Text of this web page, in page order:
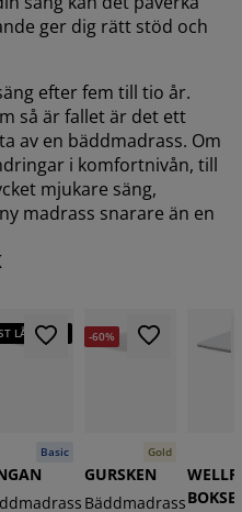
ger dig rätt stöd och
efter fem till tio år.
så är fallet är det ett
av en bäddmadrass. Om
i komfortnivån, till
mjukare säng,
madrass snarare än en
LÅGT PRIS
Basic
-60%
Gold
GURSKEN
Bäddmadrass